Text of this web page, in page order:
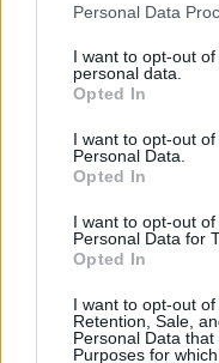
Personal Data
I want to opt-out
personal data.
Opted In
I want to opt-out
Personal Data.
Opted In
I want to opt-out
Personal Data for
Opted In
I want to opt-out of
Retention, Sale,
Personal Data
Purposes for
που έχετε
Εγγραφείτε σε
καπνίσματος
εύκολο. Όμως, αν
πιστέψετε, είναι